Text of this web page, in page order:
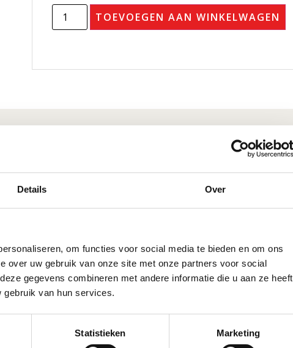
Details Over
om functies voor social media te bieden en om ons
over uw gebruik van onze site met onze partners voor social
gegevens combineren met andere informatie die u aan ze heeft
van hun services.
Statistieken Marketing
TOEVOEGEN AAN WINKELWAGEN
Product Type Wandelstok
Gebruikersgewicht 114 kg
Diameter stokdop